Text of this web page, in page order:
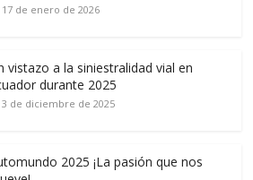
17 de enero de 2026
vistazo a la siniestralidad vial en
durante 2025
3 de diciembre de 2025
2025 ¡La pasión que nos